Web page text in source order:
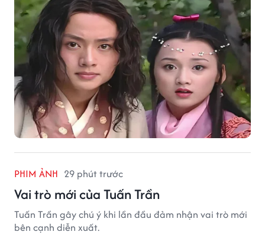
PHIM ẢNH 29 phút trước
Vai trò mới của Tuấn Trần
Tuấn Trần gây chú ý khi lần đầu đảm nhận vai trò mới
bên cạnh diễn xuất.